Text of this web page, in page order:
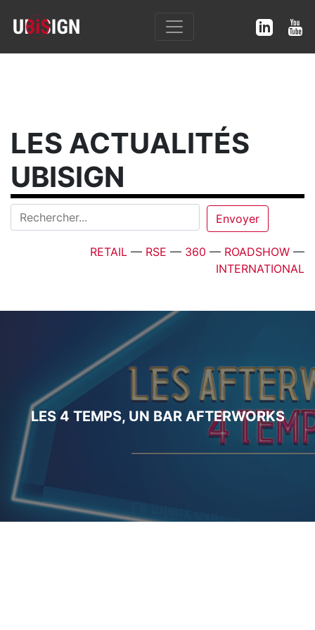
LES ACTUALITÉS
UBISIGN
RETAIL — RSE — 360 — ROADSHOW —
INTERNATIONAL
LES 4 TEMPS, UN BAR AFTERWORKS